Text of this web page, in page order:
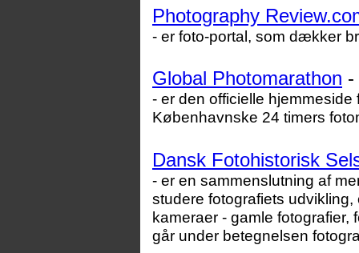
Photography
- er foto-portal, som dækker
Global Photomarathon -
- er den officielle
Københavnske 24 timers
Dansk Fotohistorisk
- er en sammenslutning af
studere fotografiets
kameraer - gamle fotografier,
går under betegnelsen